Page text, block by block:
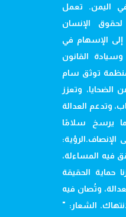
اليمن. تعمل
لحقوق الإنسان
إلى الإسهام في
القانون
توثق سام
الضحايا، وتعزز
وتدعم العدالة
يرسخ سلامًا
الإنصاف.الرؤية:
فيه المساءلة،
حماية الحقيقة
وتُصان فيه
الشعار: "